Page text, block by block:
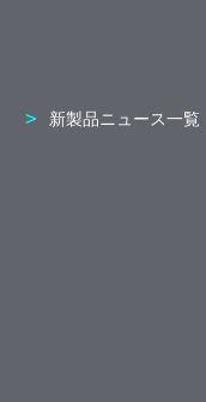
新製品ニュース一覧